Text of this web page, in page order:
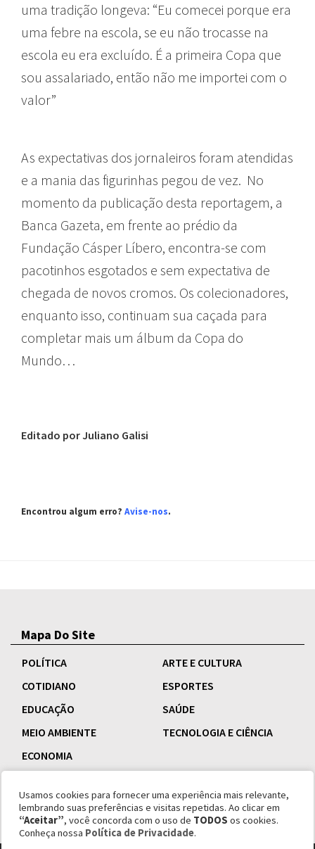
uma tradição longeva: “Eu comecei porque era
uma febre na escola, se eu não trocasse na
escola eu era excluído. É a primeira Copa que
sou assalariado, então não me importei com o
valor”
As expectativas dos jornaleiros foram atendidas
e a mania das figurinhas pegou de vez. No
momento da publicação desta reportagem, a
Banca Gazeta, em frente ao prédio da
Fundação Cásper Líbero, encontra-se com
pacotinhos esgotados e sem expectativa de
chegada de novos cromos. Os colecionadores,
enquanto isso, continuam sua caçada para
completar mais um álbum da Copa do
Mundo…
Editado por Juliano Galisi
Encontrou algum erro? Avise-nos.
Mapa Do Site
POLÍTICA
ARTE E CULTURA
COTIDIANO
ESPORTES
EDUCAÇÃO
SAÚDE
MEIO AMBIENTE
TECNOLOGIA E CIÊNCIA
ECONOMIA
Usamos cookies para fornecer uma experiência mais relevante,
lembrando suas preferências e visitas repetidas. Ao clicar em
“Aceitar”, você concorda com o uso de TODOS os cookies.
Conheça nossa Política de Privacidade.